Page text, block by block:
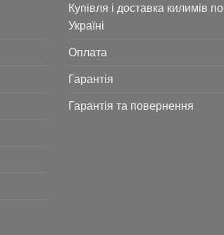
Купівля і доставка килимів по
Україні
Оплата
Гарантія
Гарантія та повернення